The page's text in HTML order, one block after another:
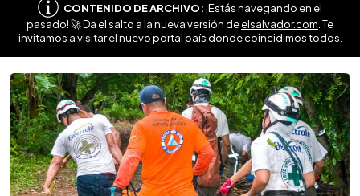
CONTENIDO DE ARCHIVO:¡Estás navegando en el
pasado! 🚀 Da el salto a la nueva versión deelsalvador.com . Te
invitamos a visitar el nuevo portal país donde coincidimos todos.